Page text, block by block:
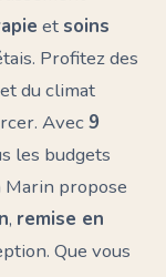
et soins
Profitez des
du climat
Avec9
les budgets
Marin propose
, remise en
Que vous